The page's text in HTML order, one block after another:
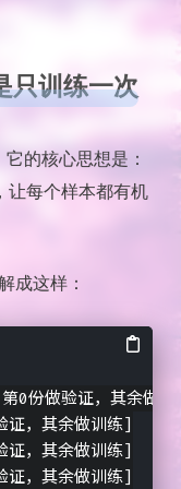
只训练一次
的核心思想是：
让每个样本都有机
成这样：
份做验证，其余做训
，其余做训练]
，其余做训练]
，其余做训练]